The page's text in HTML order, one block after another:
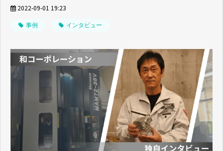
2022-09-01 19:23
事例 インタビュー